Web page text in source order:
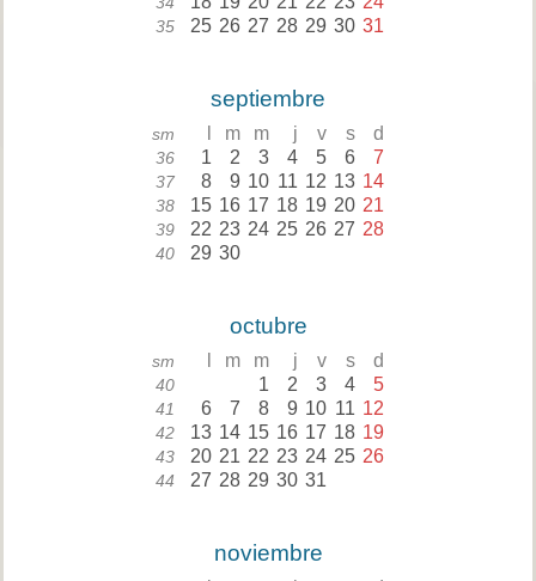
35 25 26 27 28 29 30 31
septiembre
sm m m j v s d
36 1 2 3 4 5 6 7
37 8 9 10 11 12 13 14
38 15 16 17 18 19 20 21
39 22 23 24 25 26 27 28
40 29 30
octubre
sm m m j v s d
40 1 2 3 4 5
41 6 7 8 9 10 11 12
42 13 14 15 16 17 18 19
43 20 21 22 23 24 25 26
44 27 28 29 30 31
noviembre